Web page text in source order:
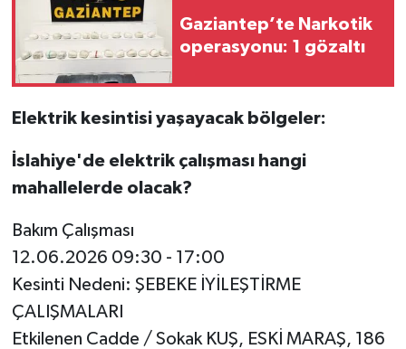
Gaziantep’te Narkotik
operasyonu: 1 gözaltı
Elektrik kesintisi yaşayacak bölgeler:
İslahiye'de elektrik çalışması hangi
mahallelerde olacak?
Bakım Çalışması
12.06.2026 09:30 - 17:00
Kesinti Nedeni: ŞEBEKE İYİLEŞTİRME
ÇALIŞMALARI
Etkilenen Cadde / Sokak KUŞ, ESKİ MARAŞ, 186
Video Haber
Yaşam